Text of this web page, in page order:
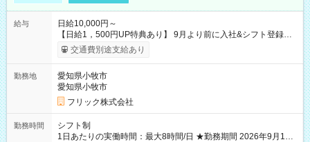
給与
日給10,000円～
【日給1，500円UP特典あり】 9月より前に入社&シフト登録す
ると 期間中(9/16~10/23) の日給がUP! 日給1万1500円でしっか
り稼げます♪ 【試用期間】試用期間なし
交通費別途支給あり
勤務地
愛知県小牧市
愛知県小牧市
フリック株式会社
勤務時間
シフト制
1日あたりの実働時間：最大8時間/日 ★勤務期間 2026年9月16